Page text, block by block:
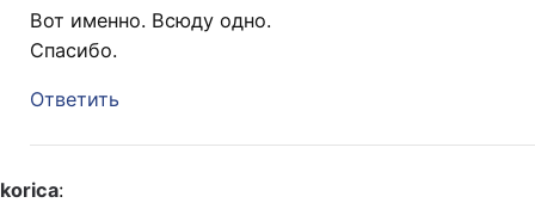
Вот именно. Всюду одно.
Спасибо.
Ответить
korica: